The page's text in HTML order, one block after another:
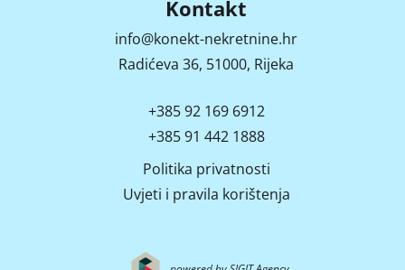
Kontakt
info@konekt-nekretnine.hr
Radićeva 36, 51000, Rijeka
+385 92 169 6912
+385 91 442 1888
Politika privatnosti
Uvjeti i pravila korištenja